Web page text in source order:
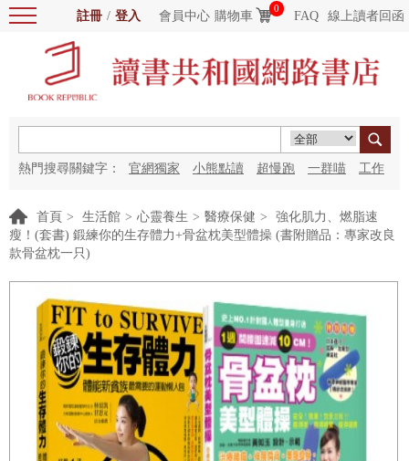
註冊 / 登入 會員中心 購物車
0
FAQ 線上讀者回函
熱門搜尋關鍵字： 官網獨家 小熊點讀 超慢跑 一群喵 工作
首頁 > 生活館 > 心靈養生 > 醫療保健 >
強化肌力、燃脂速
瘦！(套書) 鍛練你的生存體力+骨盆枕美型體操 (書附贈品：專家改良
款骨盆枕一只)